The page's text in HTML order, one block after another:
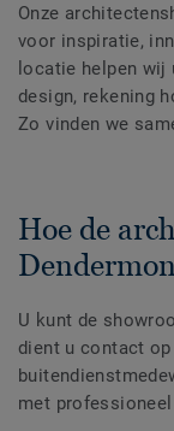
Onze
voor inspiratie,
locatie helpen wij
design, rekening
Zo vinden we
Hoe de
U kunt de
dient u contact
met